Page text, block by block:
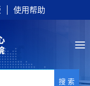
使用帮助
搜 索